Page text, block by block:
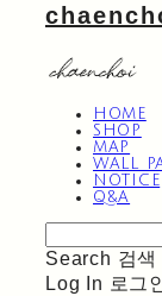
HOME
SHOP
MAP
WALL
NOTICE
Q&A
Search 검색
Log In 로그